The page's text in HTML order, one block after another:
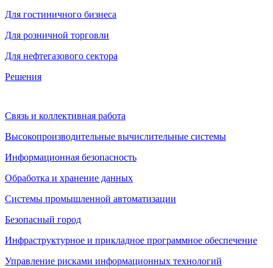
Для гостиничного бизнеса
Для розничной торговли
Для нефтегазового сектора
Решения
Связь и коллективная работа
Высокопроизводительные вычислительные системы
Информационная безопасность
Обработка и хранение данных
Системы промышленной автоматизации
Безопасный город
Инфраструктурное и прикладное программное обеспечение
Управление рисками информационных технологий